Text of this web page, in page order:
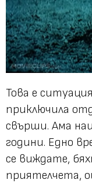
Това е
приключила
свърши. Ама
години. Едно
се виждате,
приятелчета,